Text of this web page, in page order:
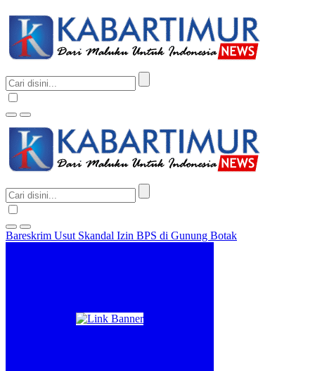
Bareskrim Usut Skandal Izin BPS di Gunung Botak